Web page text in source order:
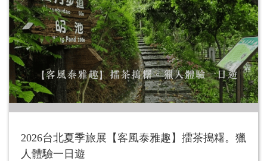
2026台北夏季旅展【客風泰雅趣】擂茶搗糬。獵
人體驗一日遊